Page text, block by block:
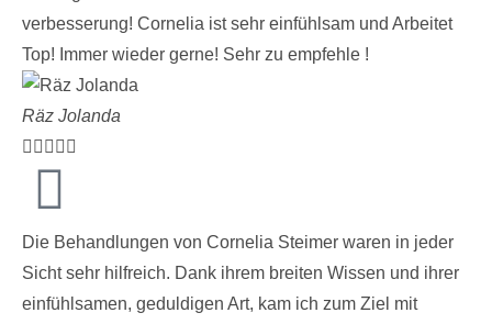
verbesserung! Cornelia ist sehr einfühlsam und Arbeitet
Top! Immer wieder gerne! Sehr zu empfehle !
Räz Jolanda
    
Die Behandlungen von Cornelia Steimer waren in jeder
Sicht sehr hilfreich. Dank ihrem breiten Wissen und ihrer
einfühlsamen, geduldigen Art, kam ich zum Ziel mit